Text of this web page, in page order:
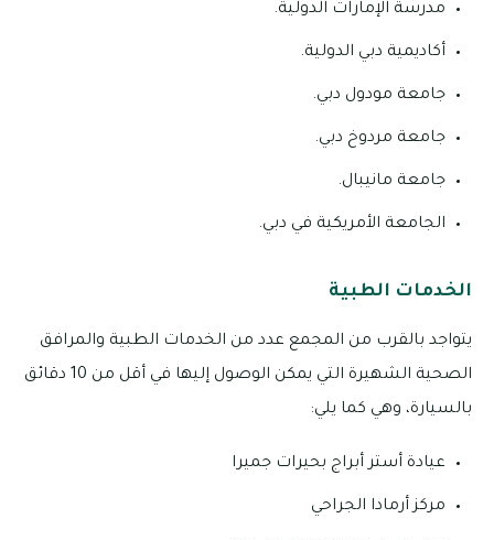
مدرسة الإمارات الدولية.
أكاديمية دبي الدولية.
جامعة مودول دبي.
جامعة مردوخ دبي.
جامعة مانيبال.
الجامعة الأمريكية في دبي.
الخدمات الطبية
يتواجد بالقرب من المجمع عدد من الخدمات الطبية والمرافق
الصحية الشهيرة التي يمكن الوصول إليها في أقل من 10 دقائق
بالسيارة، وهي كما يلي:
عيادة أستر أبراج بحيرات جميرا
مركز أرمادا الجراحي